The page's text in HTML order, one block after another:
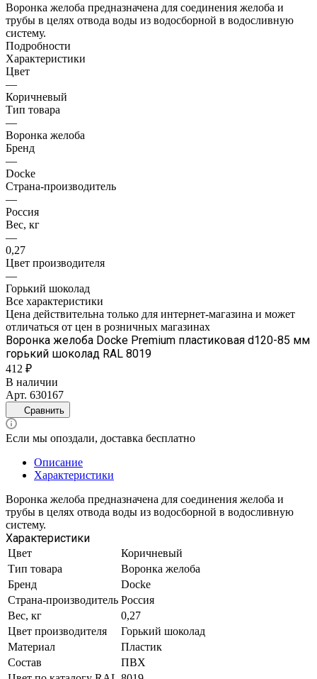
Воронка желоба предназначена для соединения желоба и
трубы в целях отвода воды из водосборной в водосливную
систему.
Подробности
Характеристики
Цвет
—
Коричневый
Тип товара
—
Воронка желоба
Бренд
—
Docke
Страна-производитель
—
Россия
Вес, кг
—
0,27
Цвет производителя
—
Горький шоколад
Все характеристики
Цена действительна только для интернет-магазина и может
отличаться от цен в розничных магазинах
Воронка желоба Docke Premium пластиковая d120-85 мм
горький шоколад RAL 8019
412 ₽
В наличии
Арт. 630167
Сравнить
Если мы опоздали, доставка бесплатно
Описание
Характеристики
Воронка желоба предназначена для соединения желоба и
трубы в целях отвода воды из водосборной в водосливную
систему.
Характеристики
Цвет
Коричневый
Тип товара
Воронка желоба
Бренд
Docke
Страна-производитель Россия
Вес, кг
0,27
Цвет производителя
Горький шоколад
Материал
Пластик
Состав
ПВХ